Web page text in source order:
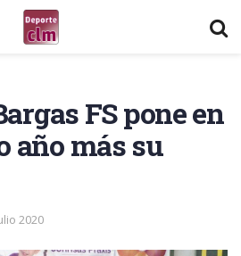
FS pone en
año más su
2020